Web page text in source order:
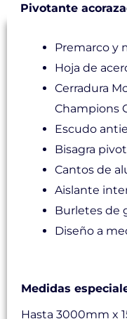
Pivotante
Premarco y
Hoja de
Cerradura
Champions
Escudo
Bisagra
Cantos de
Aislante
Burletes de
Diseño a
Medidas
Hasta 3000mm x